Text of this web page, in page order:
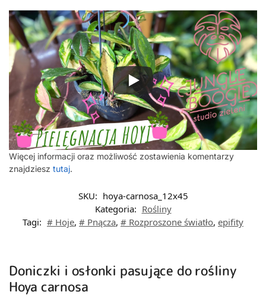
Więcej informacji oraz możliwość zostawienia komentarzy
znajdziesz tutaj.
SKU: hoya-carnosa_12x45
Kategoria: Rośliny
Tagi: # Hoje, # Pnącza, # Rozproszone światło, epifity
Doniczki i osłonki pasujące do rośliny
Hoya carnosa